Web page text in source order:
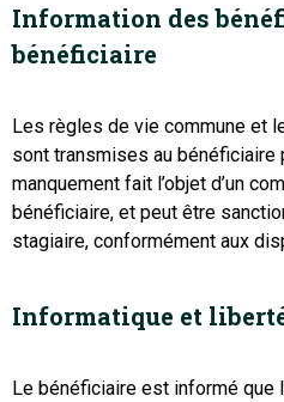
Information des
bénéficiaire
Les règles de vie commune et
sont transmises au bénéficiaire
manquement fait l’objet d’un
bénéficiaire, et peut être
stagiaire, conformément aux
Informatique et
Le bénéficiaire est informé que